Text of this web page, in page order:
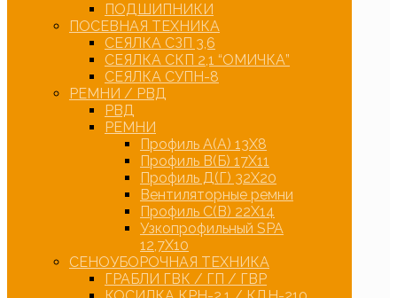
ПОДШИПНИКИ
ПОСЕВНАЯ ТЕХНИКА
СЕЯЛКА СЗП 3,6
СЕЯЛКА СКП 2,1 “ОМИЧКА”
СЕЯЛКА СУПН-8
РЕМНИ / РВД
РВД
РЕМНИ
Профиль А(А) 13Х8
Профиль В(Б) 17Х11
Профиль Д(Г) 32Х20
Вентиляторные ремни
Профиль С(В) 22Х14
Узкопрофильный SPA
12,7Х10
СЕНОУБОРОЧНАЯ ТЕХНИКА
ГРАБЛИ ГВК / ГП / ГВР